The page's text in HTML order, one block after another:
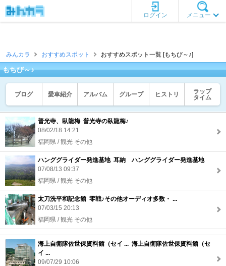
メニュー
ログイン
みんカラ おすすめスポット おすすめスポット一覧 [もちび～♪]
もちび～♪
ブログ 愛車紹介 アルバム グループ ヒストリ
ラップ
タイム
普光寺、臥龍梅 普光寺の臥龍梅♪
08/02/18 14:21
福岡県 / 観光 その他
ハンググライダー発進基地 耳納 ハンググライダー発進基地
07/08/13 09:37
福岡県 / 観光 その他
太刀洗平和記念館 零戦♪その他オーディオ多数・ ...
07/03/15 20:13
福岡県 / 観光 その他
海上自衛隊佐世保資料館（セイ ... 海上自衛隊佐世保資料館（セ
イ ...
09/07/29 10:06